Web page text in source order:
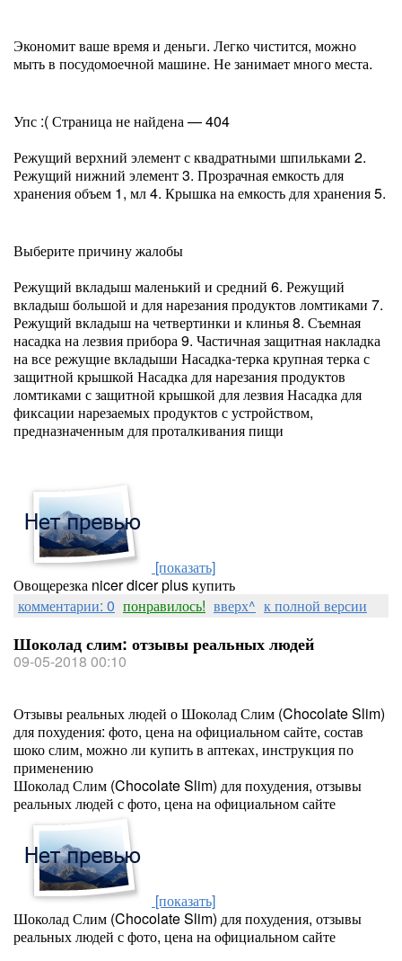
Экономит ваше время и деньги. Легко чистится, можно
мыть в посудомоечной машине. Не занимает много места.
Упс :( Страница не найдена — 404
Режущий верхний элемент с квадратными шпильками 2.
Режущий нижний элемент 3. Прозрачная емкость для
хранения объем 1, мл 4. Крышка на емкость для хранения 5.
Выберите причину жалобы
Режущий вкладыш маленький и средний 6. Режущий
вкладыш большой и для нарезания продуктов ломтиками 7.
Режущий вкладыш на четвертинки и клинья 8. Съемная
насадка на лезвия прибора 9. Частичная защитная накладка
на все режущие вкладыши Насадка-терка крупная терка с
защитной крышкой Насадка для нарезания продуктов
ломтиками с защитной крышкой для лезвия Насадка для
фиксации нарезаемых продуктов с устройством,
предназначенным для проталкивания пищи
[показать]
Овощерезка nicer dicer plus купить
комментарии: 0 понравилось! вверх^ к полной версии
Шоколад слим: отзывы реальных людей
09-05-2018 00:10
Отзывы реальных людей о Шоколад Слим (Chocolate Slim)
для похудения: фото, цена на официальном сайте, состав
шоко слим, можно ли купить в аптеках, инструкция по
применению
Шоколад Слим (Chocolate Slim) для похудения, отзывы
реальных людей с фото, цена на официальном сайте
[показать]
Шоколад Слим (Chocolate Slim) для похудения, отзывы
реальных людей с фото, цена на официальном сайте